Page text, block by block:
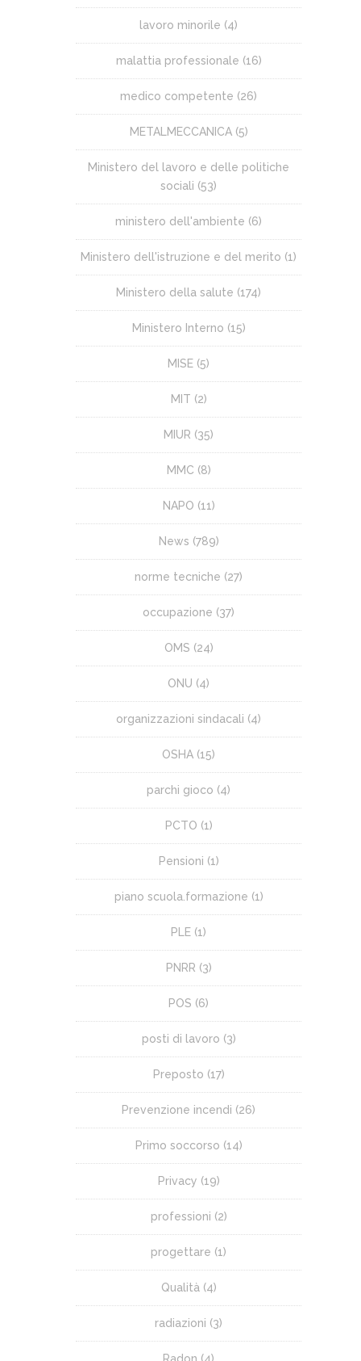
lavoro minorile (4)
malattia professionale (16)
medico competente (26)
METALMECCANICA(5)
Ministero del lavoro e delle politiche
sociali (53)
ministero dell'ambiente (6)
Ministero dell'istruzione e del merito (1)
Ministero della salute (174)
Ministero Interno (15)
MISE (5)
MIT (2)
MIUR (35)
MMC (8)
NAPO (11)
News (789)
norme tecniche (27)
occupazione (37)
OMS (24)
ONU (4)
organizzazioni sindacali (4)
OSHA (15)
parchi gioco (4)
PCTO (1)
Pensioni (1)
piano scuola.formazione (1)
PLE (1)
PNRR (3)
POS (6)
posti di lavoro (3)
Preposto (17)
Prevenzione incendi (26)
Primo soccorso (14)
Privacy (19)
professioni (2)
progettare (1)
Qualità (4)
radiazioni (3)
Radon (4)